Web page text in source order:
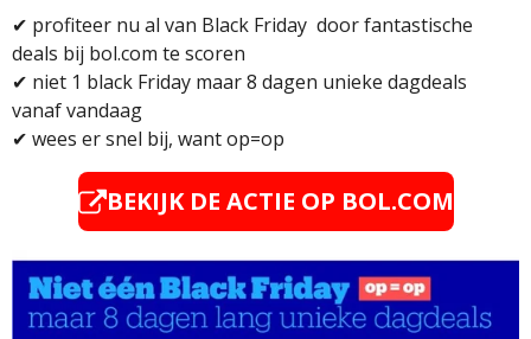
✔ profiteer nu al van Black Friday door fantastische
deals bij bol.com te scoren
✔ niet 1 black Friday maar 8 dagen unieke dagdeals
vanaf vandaag
✔ wees er snel bij, want op=op
BEKIJK DE ACTIE OP BOL.COM